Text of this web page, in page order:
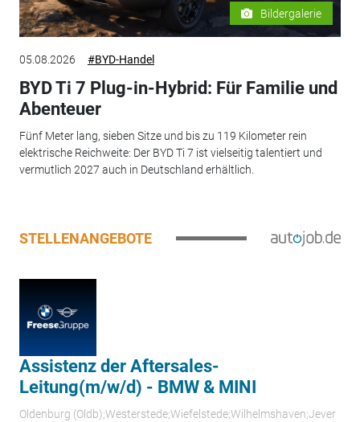
Bildergalerie
05.08.2026 #BYD-Handel
BYD Ti 7 Plug-in-Hybrid: Für Familie und
Abenteuer
Fünf Meter lang, sieben Sitze und bis zu 119 Kilometer rein
elektrische Reichweite: Der BYD Ti 7 ist vielseitig talentiert und
vermutlich 2027 auch in Deutschland erhältlich.
STELLENANGEBOTE
Assistenz der Aftersales-
Leitung(m/w/d) - BMW & MINI
Oldenburg (Oldb);Westerstede;Wiefelstede;Wilhelmshaven;Jever